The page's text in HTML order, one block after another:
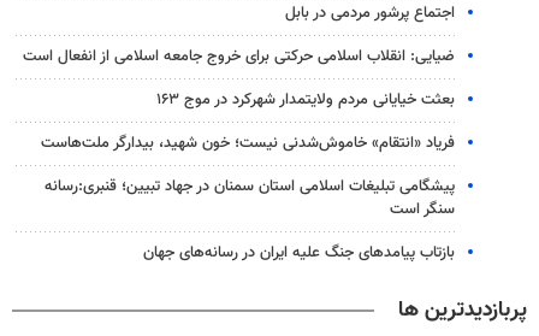
اجتماع پرشور مردمی در بابل
ضیایی: انقلاب اسلامی حرکتی برای خروج جامعه اسلامی از انفعال است
بعثت خیایانی مردم ولایتمدار شهرکرد در موج ۱۶۳
فریاد «انتقام» خاموش‌شدنی نیست؛ خون شهید، بیدارگر ملت‌هاست
پیشگامی تبلیغات اسلامی استان سمنان در جهاد تبیین؛ قنبری:رسانه
سنگر است
بازتاب پیامدهای جنگ علیه ایران در رسانه‌های جهان
پربازدیدترین ها